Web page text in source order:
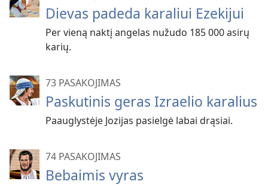
Dievas padeda karaliui Ezekijui
Per vieną naktį angelas nužudo 185 000 asirų
karių.
73 PASAKOJIMAS
Paskutinis geras Izraelio karalius
Paauglystėje Jozijas pasielgė labai drąsiai.
74 PASAKOJIMAS
Bebaimis vyras